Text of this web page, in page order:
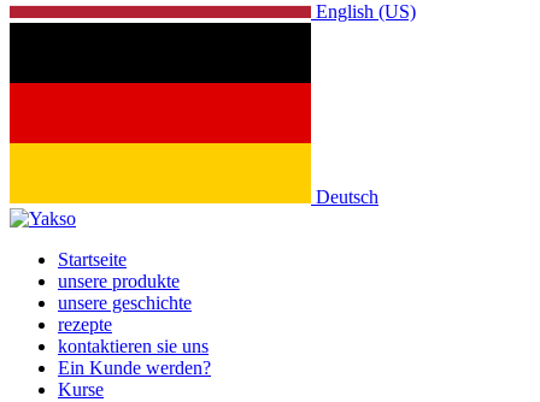
English (US)
Deutsch
Startseite
unsere produkte
unsere geschichte
rezepte
kontaktieren sie uns
Ein Kunde werden?
Kurse